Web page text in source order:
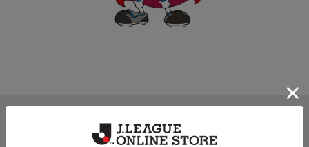
カテゴリから探す